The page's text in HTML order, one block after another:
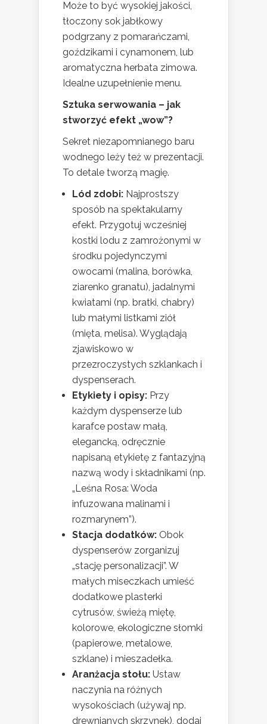
Może to być wysokiej jakości,
tłoczony sok jabłkowy
podgrzany z pomarańczami,
goździkami i cynamonem, lub
aromatyczna herbata zimowa.
Idealne uzupełnienie menu.
Sztuka serwowania – jak
stworzyć efekt „wow”?
Sekret niezapomnianego baru
wodnego leży też w prezentacji.
To detale tworzą magię.
Lód zdobi: Najprostszy
sposób na spektakularny
efekt. Przygotuj wcześniej
kostki lodu z zamrożonymi w
środku pojedynczymi
owocami (malina, borówka,
ziarenko granatu), jadalnymi
kwiatami (np. bratki, chabry)
lub małymi listkami ziół
(mięta, melisa). Wyglądają
zjawiskowo w
przezroczystych szklankach i
dyspenserach.
Etykiety i opisy: Przy
każdym dyspenserze lub
karafce postaw małą,
elegancką, odręcznie
napisaną etykietę z fantazyjną
nazwą wody i składnikami (np.
„Leśna Rosa: Woda
infuzowana malinami i
rozmarynem”).
Stacja dodatków: Obok
dyspenserów zorganizuj
„stację personalizacji”. W
małych miseczkach umieść
dodatkowe plasterki
cytrusów, świeżą miętę,
kolorowe, ekologiczne słomki
(papierowe, metalowe,
szklane) i mieszadełka.
Aranżacja stołu: Ustaw
naczynia na różnych
wysokościach (używaj np.
drewnianych skrzynek), dodaj